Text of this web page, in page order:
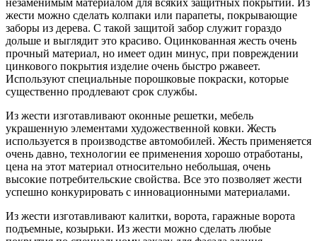
жести можно сделать колпаки или парапеты, покрывающие
заборы из дерева. С такой защитой забор служит гораздо
дольше и выглядит это красиво. Оцинкованная жесть очень
прочный материал, но имеет один минус, при повреждении
цинкового покрытия изделие очень быстро ржавеет.
Используют специальные порошковые покраски, которые
существенно продлевают срок службы.
Из жести изготавливают оконные решетки, мебель
украшенную элементами художественной ковки. Жесть
используется в производстве автомобилей. Жесть применяется
очень давно, технологии ее применения хорошо отработаны,
цена на этот материал относительно небольшая, очень
высокие потребительские свойства. Все это позволяет жести
успешно конкурировать с инновационными материалами.
Из жести изготавливают калитки, ворота, гаражные ворота
подъемные, козырьки. Из жести можно сделать любые